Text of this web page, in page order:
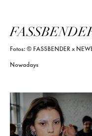
Fotos: © FASSBENDER x
Nowadays